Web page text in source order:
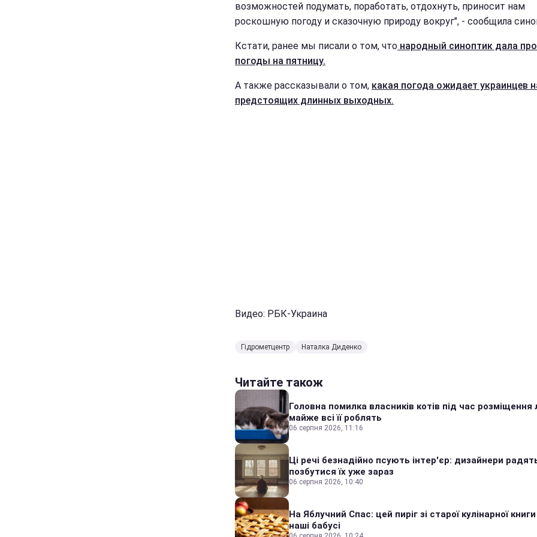
возможностей подумать, поработать, отдохнуть, приносит нам
роскошную погоду и сказочную природу вокруг", - сообщила
Кстати, ранее мы писали о том, что народный синоптик дала
погоды на пятницу.
А также рассказывали о том, какая погода ожидает украинцев
предстоящих длинных выходных.
Видео: РБК-Украина
Гідрометцентр Наталка Диденко
Читайте також
Головна помилка власників котів під час розміщення
майже всі її роблять
06 серпня 2026, 11:16
Ці речі безнадійно псують інтер'єр: дизайнери
позбутися їх уже зараз
06 серпня 2026, 10:40
На Яблучний Спас: цей пиріг зі старої кулінарної
наші бабусі